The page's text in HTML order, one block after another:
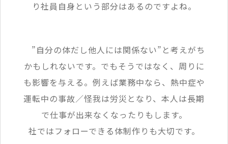
り社員自身という部分はあるのですよね。
”自分の体だし他人には関係ない”と考えがち
かもしれないです。でもそうではなく、周りに
も影響を与える。例えば業務中なら、熱中症や
運転中の事故／怪我は労災となり、本人は長期
で仕事が出来なくなったりもします。
社ではフォローできる体制作りも大切です。